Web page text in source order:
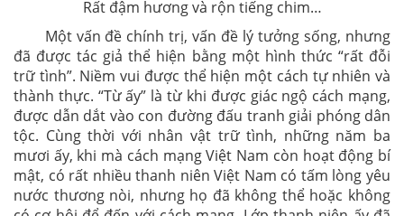
Rất đậm hương và rộn tiếng chim…
Một vấn đề chính trị, vấn đề lý tưởng sống, nhưng
đã được tác giả thể hiện bằng một hình thức “rất đỗi
trữ tình”. Niềm vui được thể hiện một cách tự nhiên và
thành thực. “Từ ấy” là từ khi được giác ngộ cách mạng,
được dẫn dắt vào con đường đấu tranh giải phóng dân
tộc. Cùng thời với nhân vật trữ tình, những năm ba
mươi ấy, khi mà cách mạng Việt Nam còn hoạt động bí
mật, có rất nhiều thanh niên Việt Nam có tấm lòng yêu
nước thương nòi, nhưng họ đã không thể hoặc không